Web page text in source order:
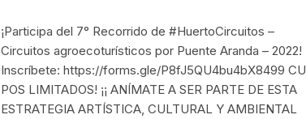
¡Participa del 7° Recorrido de #HuertoCircuitos –
Circuitos agroecoturísticos por Puente Aranda – 2022!
Inscríbete: https://forms.gle/P8fJ5QU4bu4bX8499 CU
POS LIMITADOS! ¡¡ ANÍMATE A SER PARTE DE ESTA
ESTRATEGIA ARTÍSTICA, CULTURAL Y AMBIENTAL